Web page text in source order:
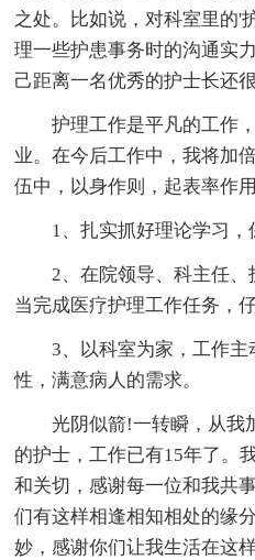
之处。比如说，对科室里的'
理一些护患事务时的沟通实
己距离一名优秀的护士长还很
护理工作是平凡的工作，
业。在今后工作中，我将加
伍中，以身作则，起表率作用
1、扎实抓好理论学习，
2、在院领导、科主任、
当完成医疗护理工作任务，
3、以科室为家，工作主
性，满意病人的需求。
光阴似箭!一转瞬，从我
的护士，工作已有15年了。
和关切，感谢每一位和我共
们有这样相逢相知相处的缘
妙，感谢你们让我生活在这